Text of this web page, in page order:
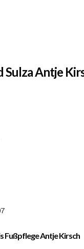
Sulza Antje
Fußpflege Antje Kirsch